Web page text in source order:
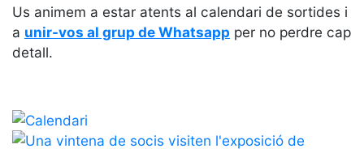
Escola de
tennis
Next Gen
Llegendes
Jugadors
Us animem a estar atents al calendari de sortides i
a unir-vos al grup de Whatsapp per no perdre cap
detall.